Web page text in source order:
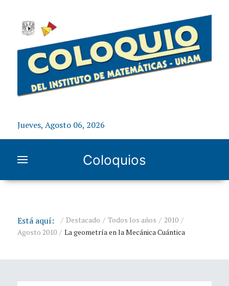
Jueves, Agosto 06, 2026
Coloquios
Está aquí: Destacado Todos los años
2010
Agosto 2010
La geometría en la Mecánica Cuántica